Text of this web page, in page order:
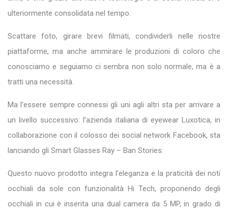
ulteriormente consolidata nel tempo.
Scattare foto, girare brevi filmati, condividerli nelle nostre
piattaforme, ma anche ammirare le produzioni di coloro che
conosciamo e seguiamo ci sembra non solo normale, ma è a
tratti una necessità.
Ma l’essere sempre connessi gli uni agli altri sta per arrivare a
un livello successivo: l’azienda italiana di eyewear Luxotica, in
collaborazione con il colosso dei social network Facebook, sta
lanciando gli Smart Glasses Ray – Ban Stories.
Questo nuovo prodotto integra l’eleganza e la praticità dei noti
occhiali da sole con funzionalità Hi Tech, proponendo degli
occhiali in cui è inserita una dual camera da 5 MP, in grado di